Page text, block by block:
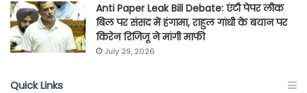
Anti Paper Leak Bill Debate: एंटी पेपर लीक
बिल पर संसद में हंगामा, राहुल गांधी के बयान पर
किरेन रिजिजू ने मांगी माफी
July 29, 2026
Quick Links